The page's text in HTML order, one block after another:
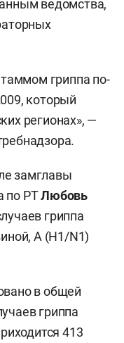
ведомства,
гриппа по-
который
регионах», —
замглавы
по РТЛюбовь
гриппа
А (H1/N1)
в общей
гриппа
413